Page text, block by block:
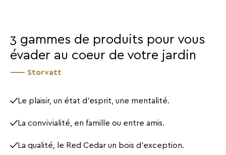
3 gammes de produits pour vous
évader au coeur de votre jardin
Storvatt
Le plaisir, un état d’esprit, une mentalité.
La convivialité, en famille ou entre amis.
La qualité, le Red Cedar un bois d’exception.